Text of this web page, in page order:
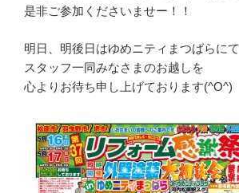
是非ご参加くださいませー！！
明日、明後日はゆめニティまつばらにて
スタッフ一同みなさまのお越しを
心よりお待ち申し上げております(^O^)